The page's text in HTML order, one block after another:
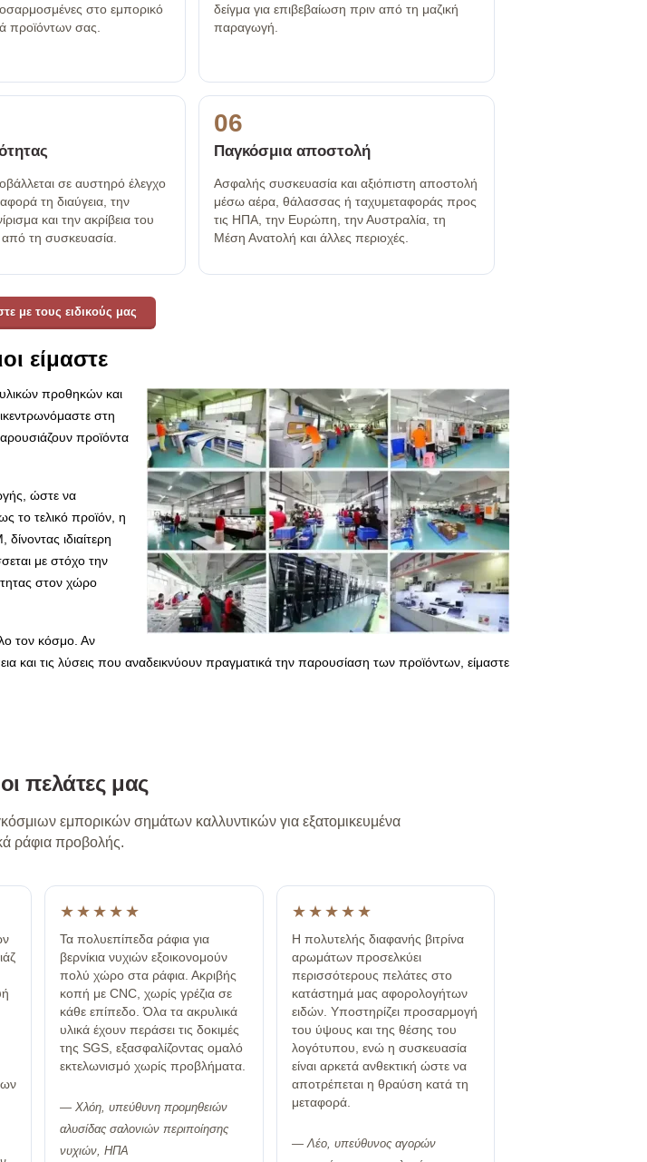
στο εμπορικό
προϊόντων σας.
δείγμα για επιβεβαίωση πριν από τη μαζική
παραγωγή.
σε αυστηρό έλεγχο
τη διαύγεια, την
και την ακρίβεια του
τη συσκευασία.
06
Παγκόσμια αποστολή
Ασφαλής συσκευασία και αξιόπιστη αποστολή
μέσω αέρα, θάλασσας ή ταχυμεταφοράς προς
τις ΗΠΑ, την Ευρώπη, την Αυστραλία, τη
Μέση Ανατολή και άλλες περιοχές.
με τους ειδικούς μας
είμαστε
προθηκών και
στη
προϊόντα
ώστε να
το τελικό προϊόν, η
ιδιαίτερη
με στόχο την
στον χώρο
τον κόσμο. Αν
και τις λύσεις που αναδεικνύουν πραγματικά την παρουσίαση των προϊόντων, είμαστε
πελάτες μας
εμπορικών σημάτων καλλυντικών για εξατομικευμένα
ράφια προβολής.
★★★★★
Τα πολυεπίπεδα ράφια για
βερνίκια νυχιών εξοικονομούν
πολύ χώρο στα ράφια. Ακριβής
κοπή με CNC, χωρίς γρέζια σε
κάθε επίπεδο. Όλα τα ακρυλικά
υλικά έχουν περάσει τις δοκιμές
της SGS, εξασφαλίζοντας ομαλό
εκτελωνισμό χωρίς προβλήματα.
— Χλόη, υπεύθυνη προμηθειών
αλυσίδας σαλονιών περιποίησης
νυχιών, ΗΠΑ
★★★★★
Η πολυτελής διαφανής βιτρίνα
αρωμάτων προσελκύει
περισσότερους πελάτες στο
κατάστημά μας αφορολογήτων
ειδών. Υποστηρίζει προσαρμογή
του ύψους και της θέσης του
λογότυπου, ενώ η συσκευασία
είναι αρκετά ανθεκτική ώστε να
αποτρέπεται η θραύση κατά τη
μεταφορά.
— Λέο, υπεύθυνος αγορών